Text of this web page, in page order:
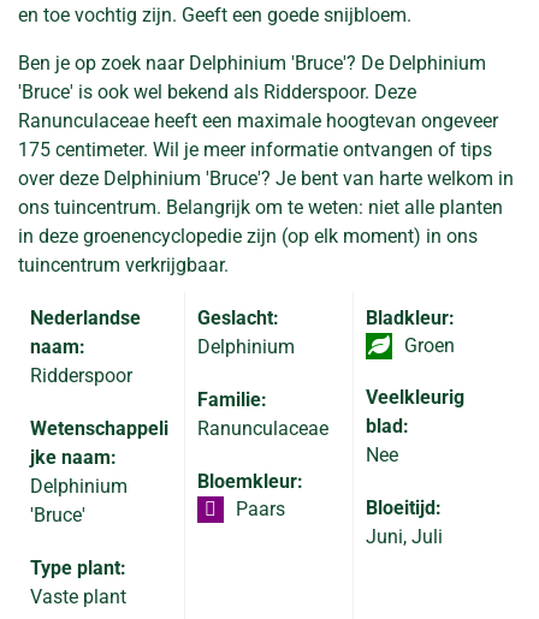
en toe vochtig zijn. Geeft een goede snijbloem.
Ben je op zoek naar Delphinium 'Bruce'? De Delphinium
'Bruce' is ook wel bekend als Ridderspoor. Deze
Ranunculaceae heeft een maximale hoogtevan ongeveer
175 centimeter. Wil je meer informatie ontvangen of tips
over deze Delphinium 'Bruce'? Je bent van harte welkom in
ons tuincentrum. Belangrijk om te weten: niet alle planten
in deze groenencyclopedie zijn (op elk moment) in ons
tuincentrum verkrijgbaar.
Nederlandse
naam:
Ridderspoor
Wetenschappeli
jke naam:
Delphinium
'Bruce'
Type plant:
Vaste plant
Geslacht:
Delphinium
Familie:
Ranunculaceae
Bloemkleur:
Paars
Bladkleur:
Groen
Veelkleurig
blad:
Nee
Bloeitijd:
Juni, Juli